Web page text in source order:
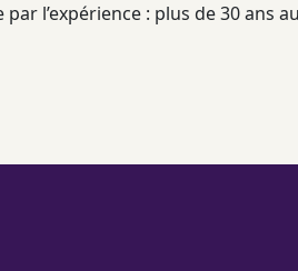
l’expérience : plus de 30 ans